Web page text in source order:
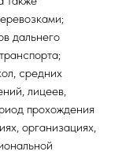
дальнего
средних
лицеев,
прохождения
организациях,